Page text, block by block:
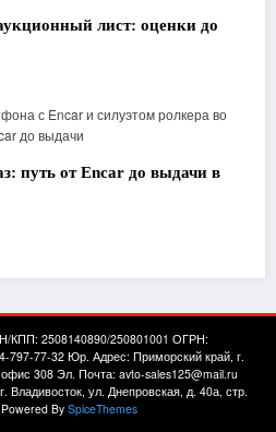
лист: оценки до
путь от Encar до выдачи в
2508140890/250801001 ОГРН:
797-77-32 Юр. Адрес: Приморский край, г.
308 Эл. Почта: avto-sales125@mail.ru
Владивосток, ул. Днепровская, д. 40а, стр.
By SpiceThemes